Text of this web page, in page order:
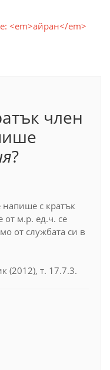
<em>айран</em>
член
?
напише с кратък
м.р. ед.ч. се
от службата си в
(2012), т. 17.7.3.